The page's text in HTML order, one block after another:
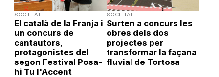
SOCIETAT
El català de la Franja i
un concurs de
cantautors,
protagonistes del
segon Festival Posa-
hi Tu l'Accent
SOCIETAT
Surten a concurs les
obres dels dos
projectes per
transformar la façana
fluvial de Tortosa